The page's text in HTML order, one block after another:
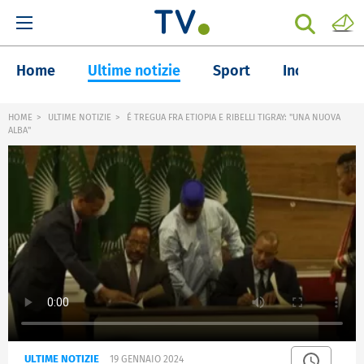
Home Ultime notizie Sport Inchieste
HOME ULTIME NOTIZIE
É TREGUA FRA ETIOPIA E RIBELLI TIGRAY: "UNA NUOVA
ALBA"
ULTIME NOTIZIE 19 GENNAIO 2024